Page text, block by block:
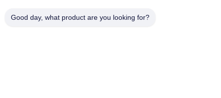
Il s'agit de la ville de Zhejiang, dans la province du Shandong.
Good day, what product are you looking for?